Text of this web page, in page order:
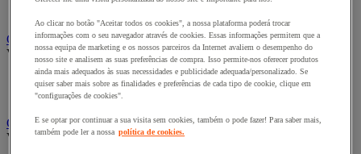
Candeeiro
Ver todas as categorias
Candeeiro de escritório
Candeeiro de pé
Classificação e arquivo
Ver todas as categorias
Ao clicar no botão "Aceitar todos os cookies", a nossa plataforma poderá trocar
informações com o seu navegador através de cookies. Essas informações permitem que a
nossa equipa de marketing e os nossos parceiros da Internet avaliem o desempenho do
nosso site e analisem as suas preferências de compra. Isso permite-nos oferecer produtos
ainda mais adequados às suas necessidades e publicidade adequada/personalizado. Se
quiser saber mais sobre as finalidades e preferências de cada tipo de cookie, clique em
"configurações de cookies".
E se optar por continuar a sua visita sem cookies, também o pode fazer! Para saber mais,
também pode ler a nossa política de cookies.